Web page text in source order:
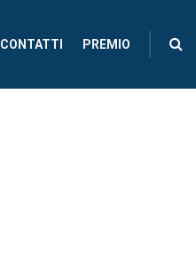
CONTATTI PREMIO